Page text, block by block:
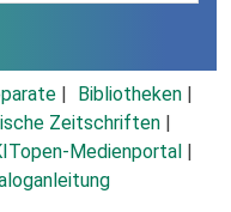
Bibliotheken
Zeitschriften
Medienportal